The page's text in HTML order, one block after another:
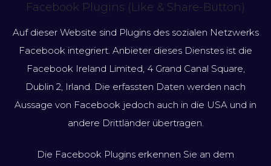
Facebook Plugins (Like & Share-Button)
Auf dieser Website sind Plugins des sozialen Netzwerks
Facebook integriert. Anbieter dieses Dienstes ist die
Facebook Ireland Limited, 4 Grand Canal Square,
Dublin 2, Irland. Die erfassten Daten werden nach
Aussage von Facebook jedoch auch in die USA und in
andere Drittländer übertragen.
Die Facebook Plugins erkennen Sie an dem